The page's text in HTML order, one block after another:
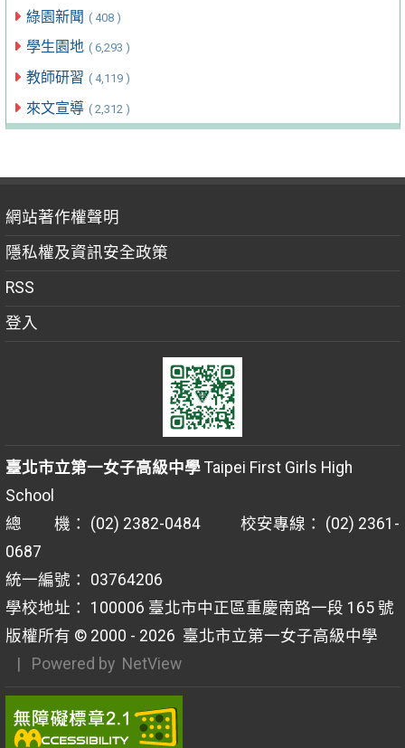
綠園新聞 ( 408 )
學生園地 ( 6,293 )
教師研習 ( 4,119 )
來文宣導 ( 2,312 )
網站著作權聲明
隱私權及資訊安全政策
RSS
登入
臺北市立第一女子高級中學Taipei First Girls High
School
總 機： (02) 2382-0484 校安專線： (02) 2361-
0687
統一編號： 03764206
學校地址： 100006 臺北市中正區重慶南路一段 165 號
版權所有 © 2000 - 2026 臺北市立第一女子高級中學
| Powered by NetView